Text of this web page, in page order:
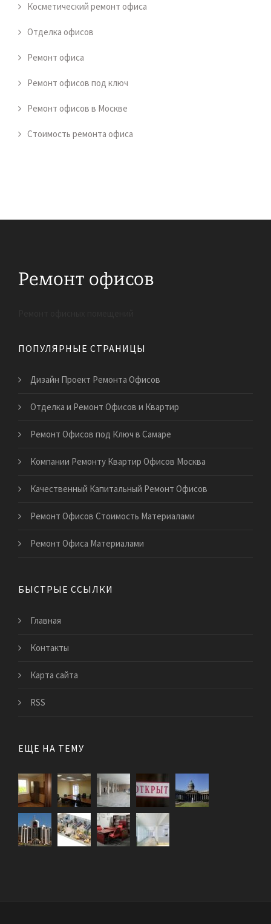
Косметический ремонт офиса
Отделка офисов
Ремонт офиса
Ремонт офисов под ключ
Ремонт офисов в Москве
Стоимость ремонта офиса
ПОПУЛЯРНЫЕ СТРАНИЦЫ
Дизайн Проект Ремонта Офисов
Отделка и Ремонт Офисов и Квартир
Ремонт Офисов под Ключ в Самаре
Компании Ремонту Квартир Офисов Москва
Качественный Капитальный Ремонт Офисов
Ремонт Офисов Стоимость Материалами
Ремонт Офиса Материалами
БЫСТРЫЕ ССЫЛКИ
Главная
Контакты
Карта сайта
RSS
ЕЩЕ НА ТЕМУ